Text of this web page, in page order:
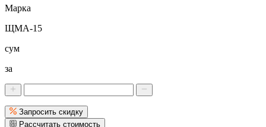
Марка
ЩМА-15
сум
за
Запросить скидку
Рассчитать стоимость